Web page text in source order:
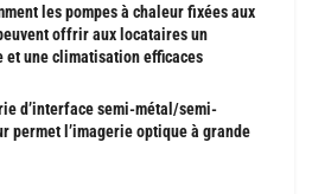
les pompes à chaleur fixées aux
offrir aux locataires un
et une climatisation efficaces
d’interface semi-métal/semi-
permet l’imagerie optique à grande